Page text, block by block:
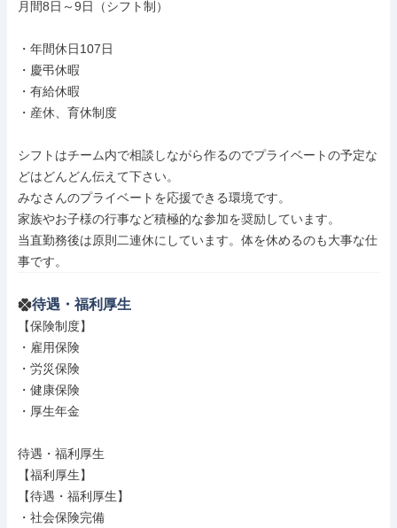
月間8日～9日（シフト制）
・年間休日107日
・慶弔休暇
・有給休暇
・産休、育休制度
シフトはチーム内で相談しながら作るのでプライベートの予定な
どはどんどん伝えて下さい。
みなさんのプライベートを応援できる環境です。
家族やお子様の行事など積極的な参加を奨励しています。
当直勤務後は原則二連休にしています。体を休めるのも大事な仕
事です。
待遇・福利厚生
【保険制度】
・雇用保険
・労災保険
・健康保険
・厚生年金
待遇・福利厚生
【福利厚生】
【待遇・福利厚生】
・社会保険完備